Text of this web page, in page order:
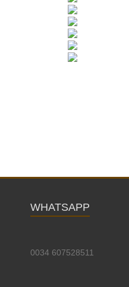
WHATSAPP
0034 607528511